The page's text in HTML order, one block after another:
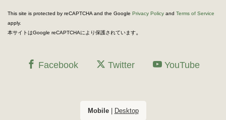
This site is protected by reCAPTCHA and the Google Privacy Policy and Terms of Service
apply.
本サイトはGoogle reCAPTCHAにより保護されています。
Facebook Twitter YouTube
Mobile| Desktop